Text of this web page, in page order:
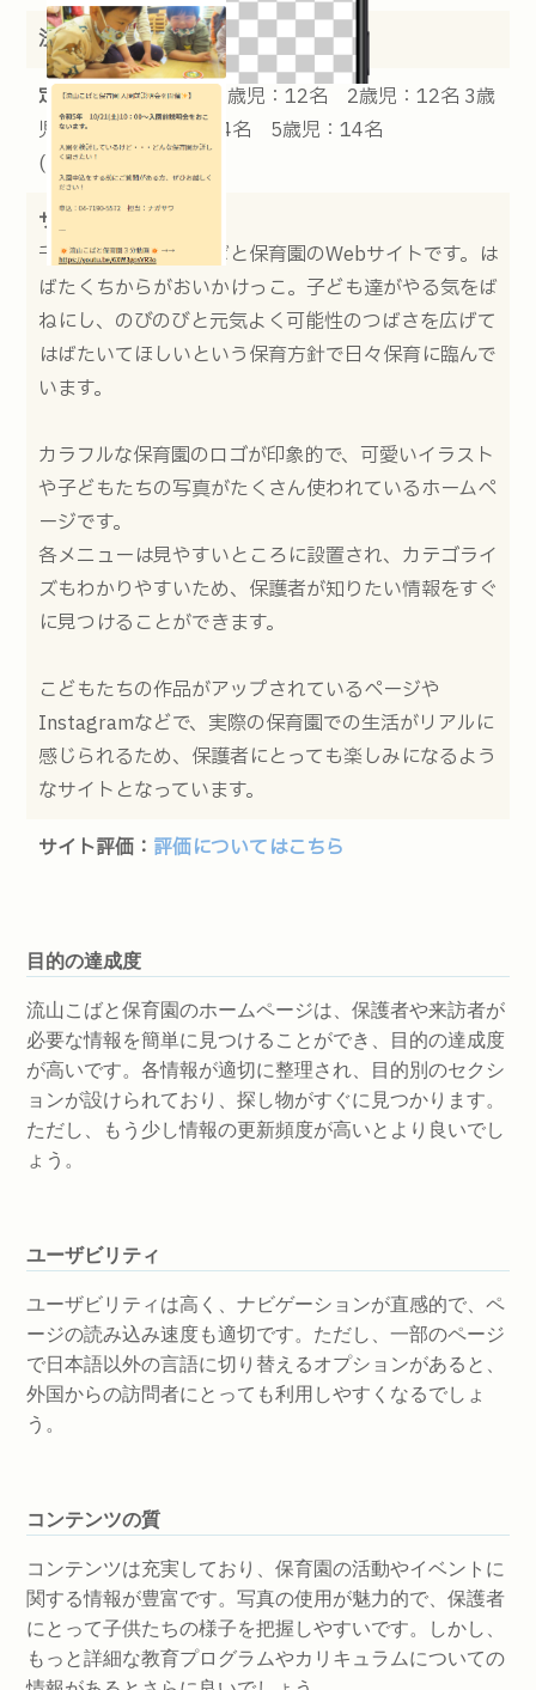
法人名：学校法人こばと学園
定員：0歳児：4名 1歳児：12名 2歳児：12名 3歳
児：14名 4歳児：14名 5歳児：14名
(2023.10.04現在)
サイトの説明：
千葉県柏市の流山こばと保育園のWebサイトです。は
ばたくちからがおいかけっこ。子ども達がやる気をば
ねにし、のびのびと元気よく可能性のつばさを広げて
はばたいてほしいという保育方針で日々保育に臨んで
います。
カラフルな保育園のロゴが印象的で、可愛いイラスト
や子どもたちの写真がたくさん使われているホームペ
ージです。
各メニューは見やすいところに設置され、カテゴライ
ズもわかりやすいため、保護者が知りたい情報をすぐ
に見つけることができます。
こどもたちの作品がアップされているページや
Instagramなどで、実際の保育園での生活がリアルに
感じられるため、保護者にとっても楽しみになるよう
なサイトとなっています。
サイト評価： 評価についてはこちら
目的の達成度
流山こばと保育園のホームページは、保護者や来訪者が
必要な情報を簡単に見つけることができ、目的の達成度
が高いです。各情報が適切に整理され、目的別のセクシ
ョンが設けられており、探し物がすぐに見つかります。
ただし、もう少し情報の更新頻度が高いとより良いでし
ょう。
ユーザビリティ
ユーザビリティは高く、ナビゲーションが直感的で、ペ
ージの読み込み速度も適切です。ただし、一部のページ
で日本語以外の言語に切り替えるオプションがあると、
外国からの訪問者にとっても利用しやすくなるでしょ
う。
コンテンツの質
コンテンツは充実しており、保育園の活動やイベントに
関する情報が豊富です。写真の使用が魅力的で、保護者
にとって子供たちの様子を把握しやすいです。しかし、
もっと詳細な教育プログラムやカリキュラムについての